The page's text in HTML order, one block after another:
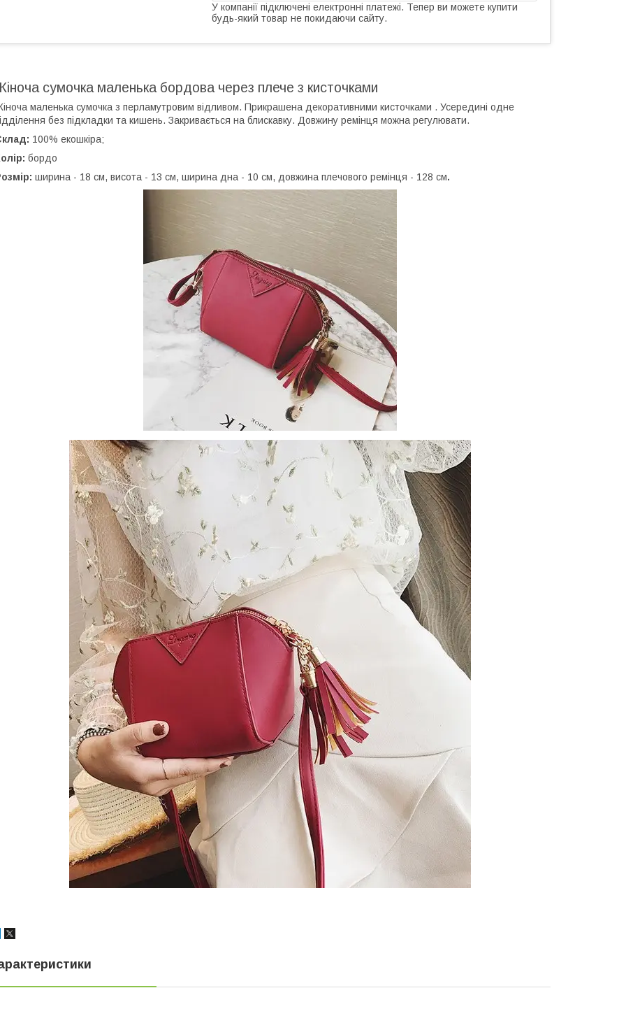
У компанії підключені електронні платежі. Тепер ви можете купити
будь-який товар не покидаючи сайту.
сумочка маленька бордова через плече з кисточками
маленька сумочка з перламутровим відливом. Прикрашена декоративними кисточками . Усередині одне
без підкладки та кишень. Закривається на блискавку. Довжину ремінця можна регулювати.
100% екошкіра;
бордо
ширина - 18 см, висота - 13 см, ширина дна - 10 см, довжина плечового ремінця - 128 см.